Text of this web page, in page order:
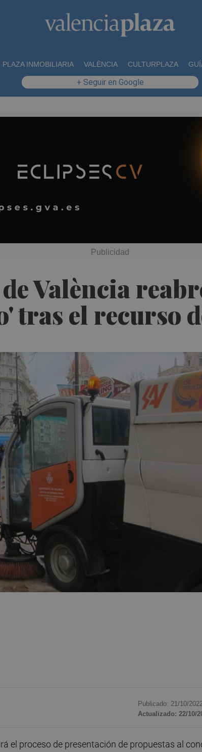
PLAZA INMOBILIARIA VALÈNCIA CULTURPLAZA
+ Seguir en Google
València
tras el recurso
Publicado: 21/10/
Actualizado: 22/10/
el proceso de presentación de propuestas al